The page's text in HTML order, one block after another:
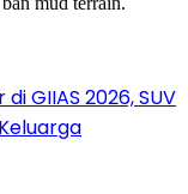
GIIAS 2026, SUV